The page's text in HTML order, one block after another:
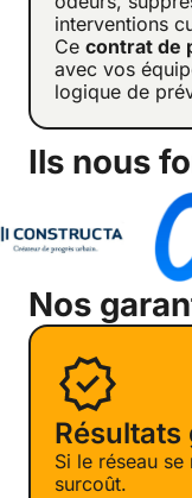
interventions
Ce contrat de
avec vos
logique de
Ils nous
Nos
Si le réseau
surcoût.